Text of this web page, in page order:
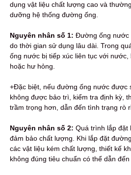
dụng vật liệu chất lượng cao và
dưỡng hệ thống đường ống.
Nguyên nhân số 1: Đường ống nước
do thời gian sử dụng lâu dài. Trong
ống nước bị tiếp xúc liên tục với nước,
hoặc hư hỏng.
+Đặc biệt, nếu đường ống nước được
không được bảo trì, kiểm tra định kỳ,
trầm trọng hơn, dẫn đến tình trạng rò
Nguyên nhân số 2: Quá trình lắp đặt
đảm bảo chất lượng. Khi lắp đặt
các vật liệu kém chất lượng, thiết kế
không đúng tiêu chuẩn có thể dẫn